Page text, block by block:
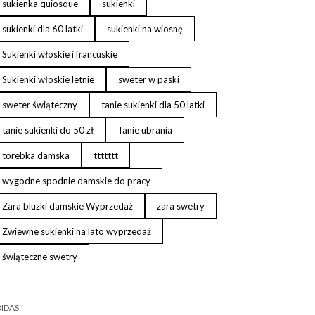
sukienka quiosque sukienki
sukienki dla 60 latki sukienki na wiosnę
Sukienki włoskie i francuskie
Sukienki włoskie letnie sweter w paski
sweter świąteczny tanie sukienki dla 50 latki
tanie sukienki do 50 zł Tanie ubrania
torebka damska ttttttt
wygodne spodnie damskie do pracy
Zara bluzki damskie Wyprzedaż zara swetry
Zwiewne sukienki na lato wyprzedaż
świąteczne swetry